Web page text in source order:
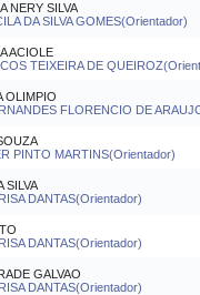
NERY SILVA
DA SILVA GOMES(Orientador)
ACIOLE
TEIXEIRA DE
OLIMPIO
FLORENCIO DE
PINTO MARTINS(Orientador)
SILVA
DANTAS(Orientador)
DANTAS(Orientador)
GALVAO
DANTAS(Orientador)